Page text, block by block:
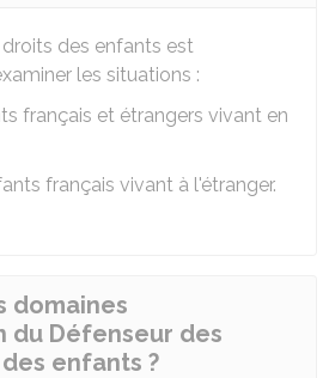
des enfants est
les situations :
français et étrangers vivant en
français vivant à l'étranger.
domaines
du Défenseur des
enfants ?